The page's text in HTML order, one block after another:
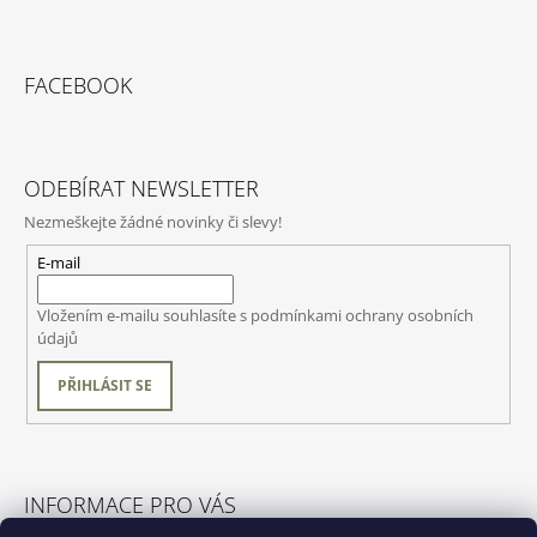
FACEBOOK
ODEBÍRAT NEWSLETTER
Nezmeškejte žádné novinky či slevy!
E-mail
Vložením e-mailu souhlasíte s podmínkami ochrany osobních
údajů
PŘIHLÁSIT SE
INFORMACE PRO VÁS